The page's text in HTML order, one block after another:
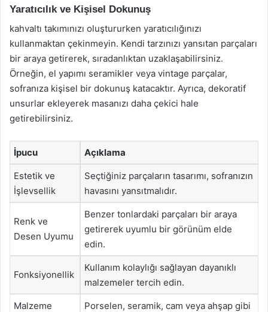
Yaratıcılık ve Kişisel Dokunuş
kahvaltı takımınızı oluştururken yaratıcılığınızı
kullanmaktan çekinmeyin. Kendi tarzınızı yansıtan parçaları
bir araya getirerek, sıradanlıktan uzaklaşabilirsiniz.
Örneğin, el yapımı seramikler veya vintage parçalar,
sofranıza kişisel bir dokunuş katacaktır. Ayrıca, dekoratif
unsurlar ekleyerek masanızı daha çekici hale
getirebilirsiniz.
İpucu Açıklama
Estetik ve
İşlevsellik
Seçtiğiniz parçaların tasarımı, sofranızın
havasını yansıtmalıdır.
Renk ve
Desen Uyumu
Benzer tonlardaki parçaları bir araya
getirerek uyumlu bir görünüm elde
edin.
Fonksiyonellik
Kullanım kolaylığı sağlayan dayanıklı
malzemeler tercih edin.
Malzeme
Porselen, seramik, cam veya ahşap gibi